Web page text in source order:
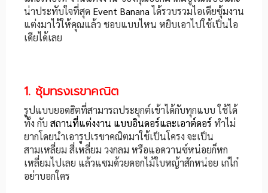
น่าประทับใจที่สุด Event Bananaได้รวบรวมไอเดียซุ้มงาน
แต่งมาไว้ให้คุณแล้ว ชอบแบบไหน หยิบเอาไปใช้เป็นไอ
เดียได้เลย
1. ซุ้มทรงเรขาคณิต
รูปแบบยอดฮิตที่สามารถประยุกต์เข้าได้กับทุกแบบ ใช้ได้
ทั้ง กับ สถานที่แต่งงาน แบบอินดอร์และเอาต์ดอร์ ทำไม่
ยากโดยนำเอารูปเรขาคณิตมาใช้เป็นโครง จะเป็น
สามเหลี่ยม สี่เหลี่ยม วงกลม หรือแอดวานซ์หน่อยก็หก
เหลี่ยมไปเลย แล้วแซมด้วยดอกไม้ใบหญ้าสักหน่อย เก๋ไก๋
อย่าบอกใคร